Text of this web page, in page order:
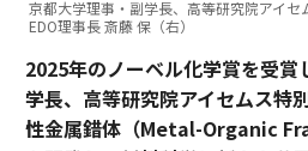
京都大学理事・副学長、高等研究院アイセ
EDO理事長 斎藤 保（右）
2025年のノーベル化学賞を受賞
学長、高等研究院アイセムス特
性金属錯体（Metal-Organic